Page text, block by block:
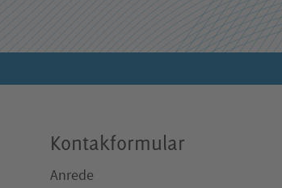
Kontakformular
Anrede